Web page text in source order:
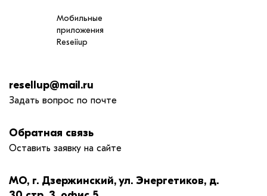
Мобильные
приложения
Reseiiup
resellup@mail.ru
Задать вопрос по почте
Обратная связь
Оставить заявку на сайте
МО, г. Дзержинский, ул. Энергетиков, д.